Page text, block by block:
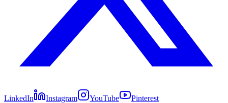
LinkedIn Instagram YouTube Pinterest